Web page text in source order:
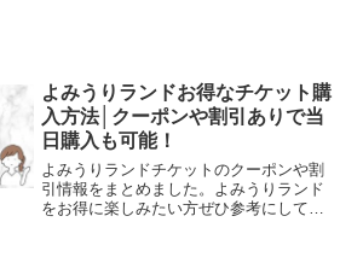
よみうりランドお得なチケット購
入方法│クーポンや割引ありで当
日購入も可能！
よみうりランドチケットのクーポンや割
引情報をまとめました。よみうりランド
をお得に楽しみたい方ぜひ参考にしてく